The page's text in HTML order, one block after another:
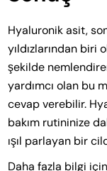
Hyaluronik asit,
yıldızlarından biri
şekilde
yardımcı olan bu
cevap verebilir.
bakım rutininize
ışıl parlayan bir
Daha fazla bilgi için